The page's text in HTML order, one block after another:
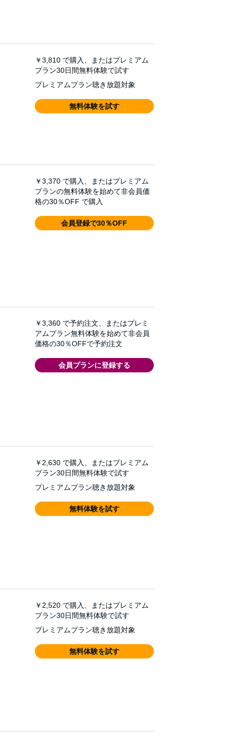
￥3,810 で購入、またはプレミアム
プラン30日間無料体験で試す
プレミアムプラン聴き放題対象
無料体験を試す
￥3,370 で購入、またはプレミアム
プランの無料体験を始めて非会員価
格の30％OFF で購入
会員登録で30％OFF
￥3,360 で予約注文、またはプレミ
アムプラン無料体験を始めて非会員
価格の30％OFFで予約注文
会員プランに登録する
￥2,630 で購入、またはプレミアム
プラン30日間無料体験で試す
プレミアムプラン聴き放題対象
無料体験を試す
￥2,520 で購入、またはプレミアム
プラン30日間無料体験で試す
プレミアムプラン聴き放題対象
無料体験を試す